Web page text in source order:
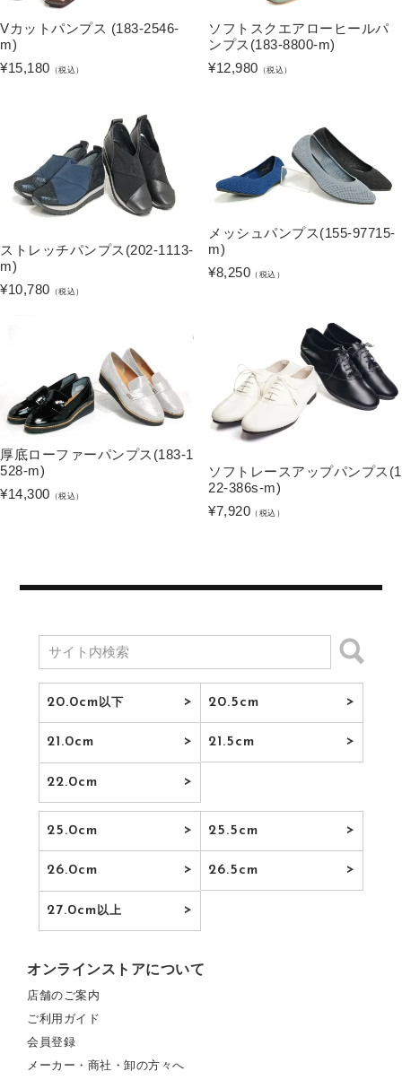
Vカットパンプス (183-2546-
m)
¥15,180 （税込）
ソフトスクエアローヒールパ
ンプス(183-8800-m)
¥12,980 （税込）
ストレッチパンプス(202-1113-
m)
¥10,780 （税込）
メッシュパンプス(155-97715-
m)
¥8,250 （税込）
厚底ローファーパンプス(183-1
528-m)
¥14,300 （税込）
ソフトレースアップパンプス(1
22-386s-m)
¥7,920 （税込）
20.0cm以下 20.5cm
21.0cm 21.5cm
22.0cm
25.0cm 25.5cm
26.0cm 26.5cm
27.0cm以上
オンラインストアについて
店舗のご案内
ご利用ガイド
会員登録
メーカー・商社・卸の方々へ